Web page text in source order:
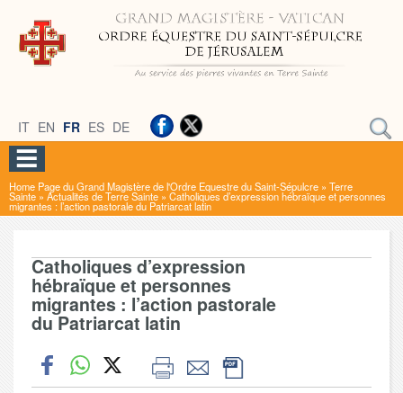
IT EN FR ES DE
Home Page du Grand Magistère de l'Ordre Equestre du Saint-Sépulcre » Terre
Sainte » Actualités de Terre Sainte » Catholiques d’expression hébraïque et personnes
migrantes : l’action pastorale du Patriarcat latin
Catholiques d’expression
hébraïque et personnes
migrantes : l’action pastorale
du Patriarcat latin